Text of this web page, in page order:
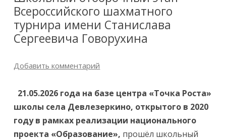
Всероссийского шахматного
турнира имени Станислава
Сергеевича Говорухина
Добавить комментарий
21.05.2026 года на базе центра «Точка Роста»
школы села Девлезеркино, открытого в 2020
году в рамках реализации национального
проекта «Образование», прошёл школьный